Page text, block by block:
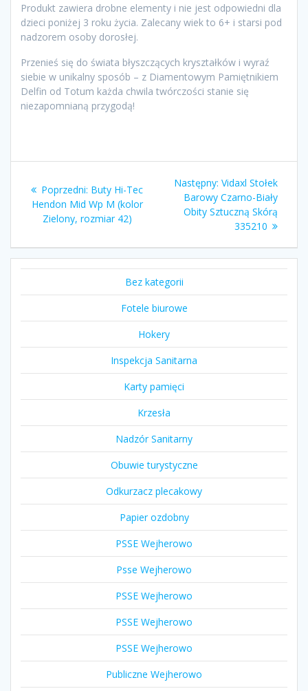
Produkt zawiera drobne elementy i nie jest odpowiedni dla
dzieci poniżej 3 roku życia. Zalecany wiek to 6+ i starsi pod
nadzorem osoby dorosłej.
Przenieś się do świata błyszczących kryształków i wyraź
siebie w unikalny sposób – z Diamentowym Pamiętnikiem
Delfin od Totum każda chwila twórczości stanie się
niezapomnianą przygodą!
wpisu
Poprzedni: Poprzedni
wpis:
Buty Hi-Tec
Hendon Mid Wp M (kolor
Zielony, rozmiar 42)
Następny: Następny
wpis:
Vidaxl Stołek
Barowy Czarno-Biały
Obity Sztuczną Skórą
335210
Bez kategorii
Fotele biurowe
Hokery
Inspekcja Sanitarna
Karty pamięci
Krzesła
Nadzór Sanitarny
Obuwie turystyczne
Odkurzacz plecakowy
Papier ozdobny
PSSE Wejherowo
Psse Wejherowo
PSSE Wejherowo
PSSE Wejherowo
PSSE Wejherowo
Publiczne Wejherowo